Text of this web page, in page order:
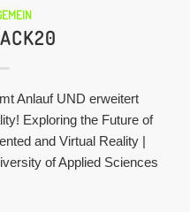
Anlauf UND erweitert
Exploring the Future of
and Virtual Reality |
of Applied Sciences